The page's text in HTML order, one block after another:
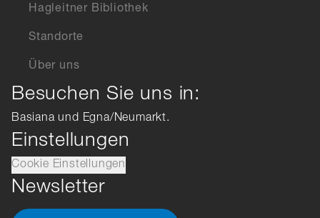
Hagleitner Bibliothek
Standorte
Über uns
Besuchen Sie uns in:
Basiana und Egna/Neumarkt.
Einstellungen
Cookie Einstellungen
Newsletter